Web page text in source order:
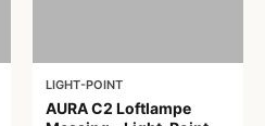
LIGHT-POINT
AURA C2 Loftlampe